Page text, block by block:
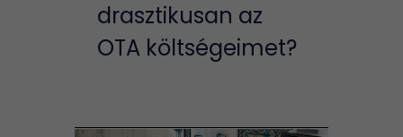
drasztikusan az
OTA költségeimet?